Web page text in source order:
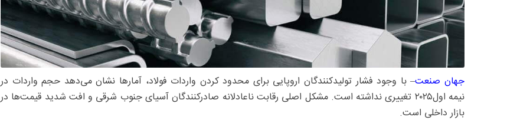
جهان صنعت– با وجود فشار تولیدکنندگان اروپایی برای محدود کردن واردات فولاد، آمارها نشان می‌دهد حجم واردات در
نیمه اول۲۰۲۵ تغییری نداشته است. مشکل اصلی رقابت ناعادلانه صادرکنندگان آسیای جنوب شرقی و افت شدید قیمت‌ها در
بازار داخلی است.